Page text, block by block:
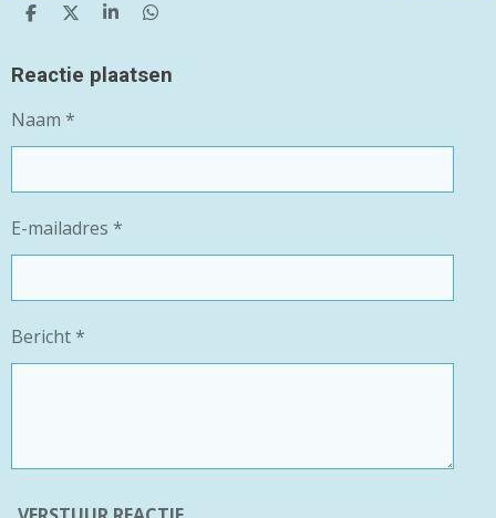
D
E
D
L
S
R
D
E
Reactie plaatsen
Naam *
E-mailadres *
Bericht *